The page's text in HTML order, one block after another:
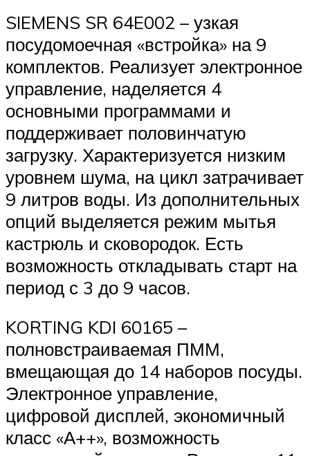
SIEMENS SR 64E002 – узкая
посудомоечная «встройка» на 9
комплектов. Реализует электронное
управление, наделяется 4
основными программами и
поддерживает половинчатую
загрузку. Характеризуется низким
уровнем шума, на цикл затрачивает
9 литров воды. Из дополнительных
опций выделяется режим мытья
кастрюль и сковородок. Есть
возможность откладывать старт на
период с 3 до 9 часов.
KORTING KDI 60165 –
полновстраиваемая ПММ,
вмещающая до 14 наборов посуды.
Электронное управление,
цифровой дисплей, экономичный
класс «А++», возможность